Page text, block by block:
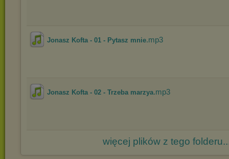
Jonasz Kofta - 01 - Pytasz mnie.mp3
Jonasz Kofta - 02 - Trzeba marzya.mp3
więcej plików z tego